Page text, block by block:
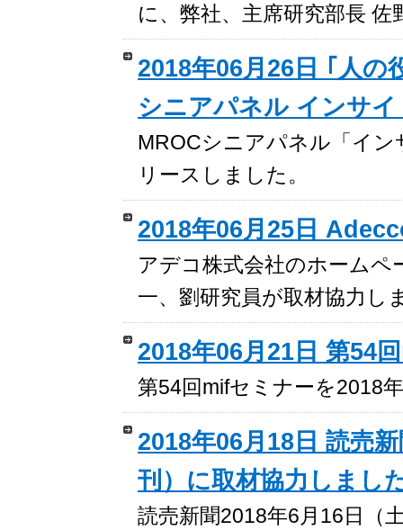
に、弊社、主席研究部長
2018年06月26日 ｢人の
シニアパネル インサ
MROCシニアパネル「イン
リースしました。
2018年06月25日
アデコ株式会社のホーム
一、劉研究員が取材協力し
2018年06月21日 第54
第54回mifセミナーを2018
2018年06月18日 読売
刊）に取材協力しまし
読売新聞2018年6月16日（